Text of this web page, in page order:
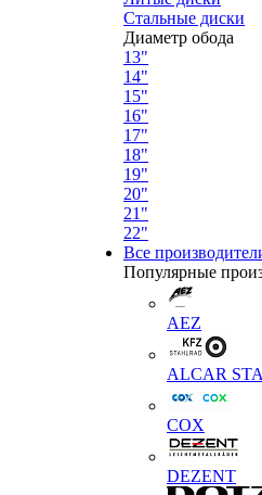
Стальные диски
Диаметр обода
13"
14"
15"
16"
17"
18"
19"
20"
21"
22"
Все
Популярные
AEZ
ALCAR
COX
DEZENT